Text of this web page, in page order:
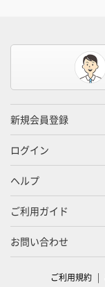
新規会員登録
ログイン
ヘルプ
ご利用ガイド
お問い合わせ
ご利用規約